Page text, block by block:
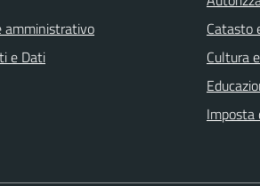
amministrativo
e Dati
Catasto
Cultura
Imposta